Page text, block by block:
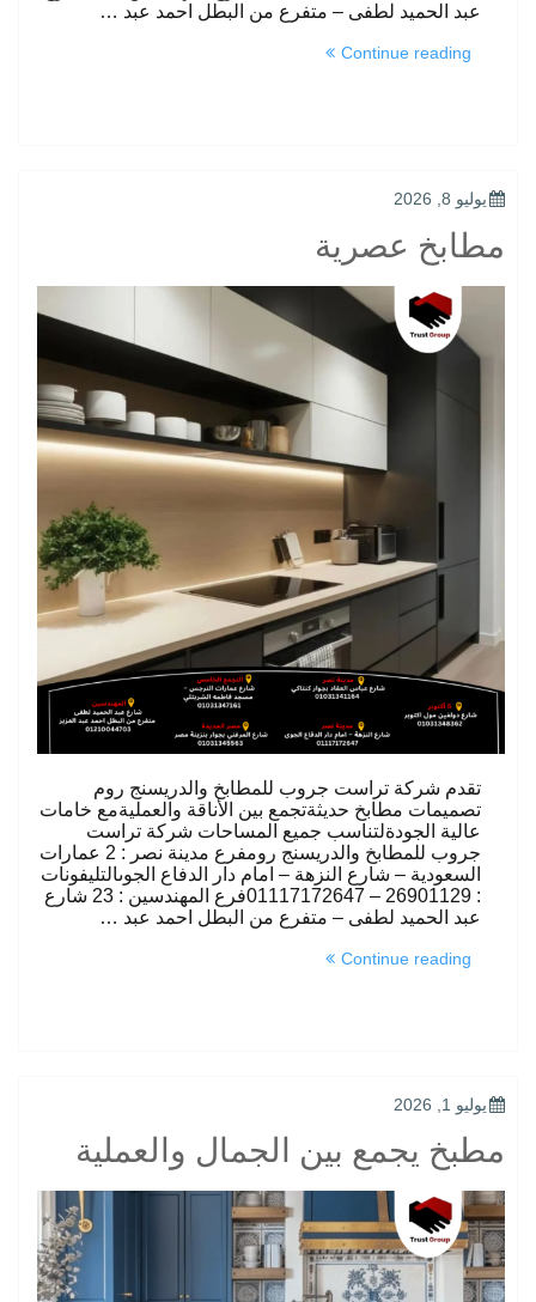
عبد الحميد لطفى – متفرع من البطل احمد عبد …
Continue reading
“جودة
POSTED
يوليو 8, 2026
مطابخ عصرية
تقدم شركة تراست جروب للمطابخ والدريسنج روم
تصميمات مطابخ حديثةتجمع بين الأناقة والعمليةمع خامات
عالية الجودةلتناسب جميع المساحات شركة تراست
جروب للمطابخ والدريسنج رومفرع مدينة نصر : 2 عمارات
السعودية – شارع النزهة – امام دار الدفاع الجوىالتليفونات
: 26901129 – 01117172647فرع المهندسين : 23 شارع
عبد الحميد لطفى – متفرع من البطل احمد عبد …
Continue reading
“مطابخ
POSTED
ON
يوليو 1, 2026
مطبخ يجمع بين الجمال والعملية